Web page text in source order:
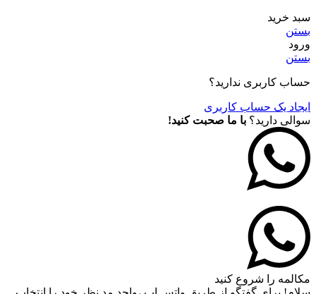
سبد خرید
بستن
ورود
بستن
حساب کاربری ندارید؟
ایجاد یک حساب کاربری
سوالی دارید؟ با ما صحبت کنید!
مکالمه را شروع کنید